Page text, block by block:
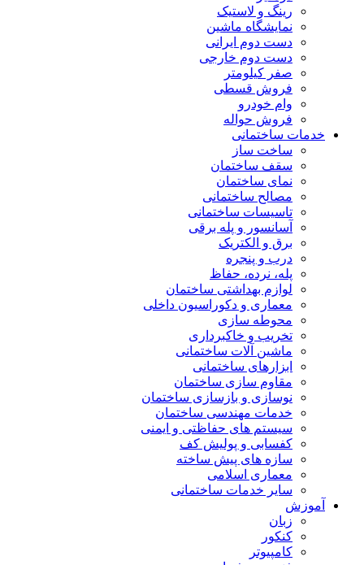
رینگ و لاستیک
نمایشگاه ماشین
دست دوم ایرانی
دست دوم خارجی
صفر کیلومتر
فروش قسطی
وام خودرو
فروش حواله
خدمات ساختمانی
ساخت ساز
سقف ساختمان
نمای ساختمان
مصالح ساختمانی
تاسیسات ساختمانی
آسانسور و پله برقی
برق و الکتریک
درب و پنجره
پله، نرده، حفاظ
لوازم بهداشتی ساختمان
معماری و دکوراسیون داخلی
محوطه سازی
تخریب و خاکبرداری
ماشین آلات ساختمانی
ابزارهای ساختمانی
مقاوم سازی ساختمان
نوسازی و بازسازی ساختمان
خدمات مهندسی ساختمان
سیستم های حفاظتی و ایمنی
کفسابی و پولیش کف
سازه های پیش ساخته
معماری اسلامی
سایر خدمات ساختمانی
آموزش
زبان
کنکور
کامپیوتر